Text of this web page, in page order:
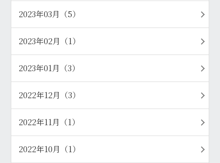
2023年03月（5）
2023年02月（1）
2023年01月（3）
2022年12月（3）
2022年11月（1）
2022年10月（1）